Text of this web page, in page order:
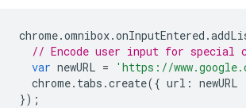
chrome.omnibox.onInputEntered .
// Encode user input for
var newURL = 'https://
chrome. tabs .create({ url : newURL
});